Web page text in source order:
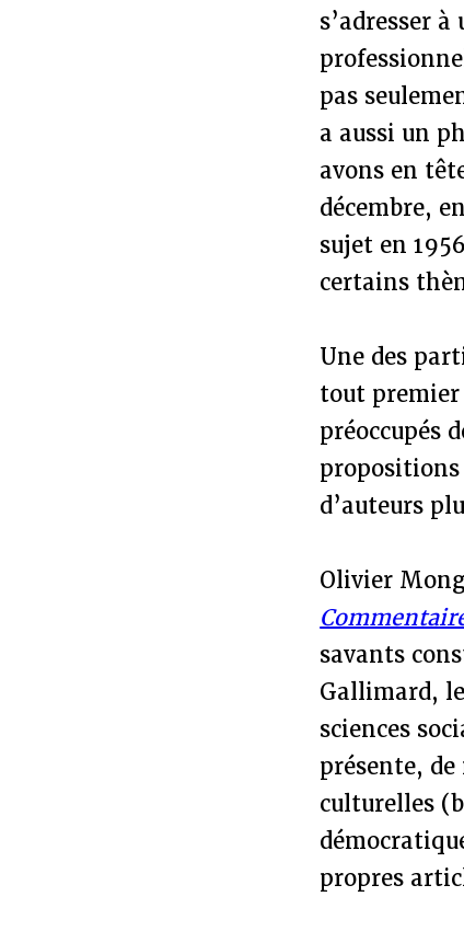
s’adresser
pas
a aussi un
avons en
décembre,
sujet en
certains
Une des
tout premier
préoccupés
d’auteurs
Olivier
savants
Gallimard,
sciences
présente,
culturelles
propres